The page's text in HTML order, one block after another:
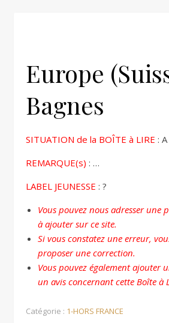
Europe
Bagnes
SITUATION de la BOÎTE à LIRE :
REMARQUE(s) : …
LABEL JEUNESSE : ?
Vous pouvez nous adresser une
à ajouter sur ce site.
Si vous constatez une erreur,
proposer une correction.
Vous pouvez également ajouter
un avis concernant cette Boîte à
Catégorie : 1-HORS FRANCE